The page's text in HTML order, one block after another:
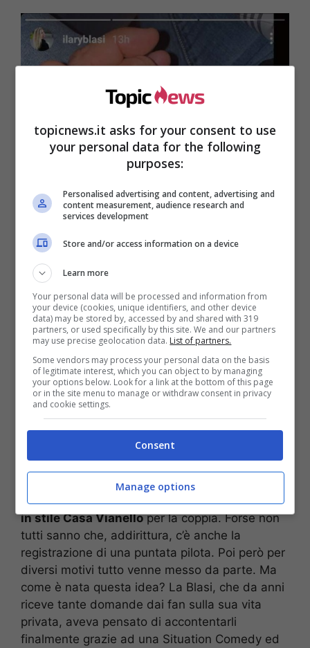
Diverse volte si è vociferato di unprogramma
in stile Casa Vianelloper la coppia. Forse non
tutti sanno che, addirittura, c’è anche la
registrazione di una puntata pilota. Poi però per
diversi motivi tutto venne messo da parte. Ma
come è nata questa idea? La Blasi, che da anni
riceve tante domande dai fan sulla sua vita
privata, aveva pensato di accontentarli
finalmente grazie ad una Situation Comedy ed
topicnews.it asks for your consent to use
your personal data for the following
purposes:
Personalised advertising and content, advertising and
content measurement, audience research and
services development
Store and/or access information on a device
Learn more
Your personal data will be processed and information from
your device (cookies, unique identifiers, and other device
data) may be stored by, accessed by and shared with 319
partners, or used specifically by this site. We and our partners
may use precise geolocation data. List of partners.
Some vendors may process your personal data on the basis
of legitimate interest, which you can object to by managing
your options below. Look for a link at the bottom of this page
or in the site menu to manage or withdraw consent in privacy
and cookie settings.
Consent
Manage options